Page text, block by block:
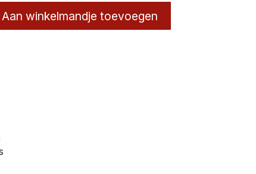
Aan winkelmandje toevoegen